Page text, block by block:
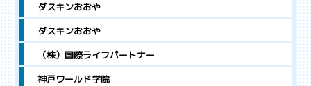
ダスキンおおや
ダスキンおおや
（株）国際ライフパートナー
神戸ワールド学院